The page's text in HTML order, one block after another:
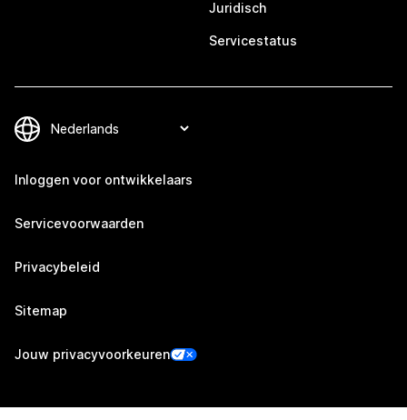
Juridisch
Servicestatus
Inloggen voor ontwikkelaars
Servicevoorwaarden
Privacybeleid
Sitemap
Jouw privacyvoorkeuren